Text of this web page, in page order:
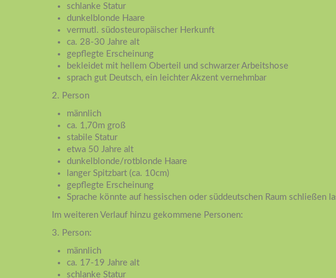
schlanke Statur
dunkelblonde Haare
vermutl. südosteuropäischer Herkunft
ca. 28-30 Jahre alt
gepflegte Erscheinung
bekleidet mit hellem Oberteil und schwarzer Arbeitshose
sprach gut Deutsch, ein leichter Akzent vernehmbar
2. Person
männlich
ca. 1,70m groß
stabile Statur
etwa 50 Jahre alt
dunkelblonde/rotblonde Haare
langer Spitzbart (ca. 10cm)
gepflegte Erscheinung
Sprache könnte auf hessischen oder süddeutschen Raum schließen
Im weiteren Verlauf hinzu gekommene Personen:
3. Person:
männlich
ca. 17-19 Jahre alt
schlanke Statur